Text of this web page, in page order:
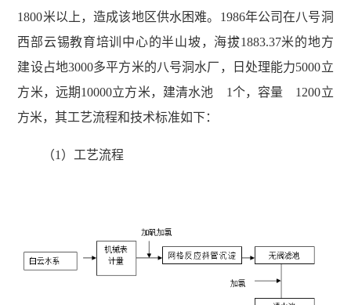
1800米以上，造成该地区供水困难。1986年公司在八号洞
西部云锡教育培训中心的半山坡，海拔1883.37米的地方
建设占地3000多平方米的八号洞水厂，日处理能力5000立
方米，远期10000立方米，建清水池 1个，容量 1200立
方米，其工艺流程和技术标准如下：
（1）工艺流程